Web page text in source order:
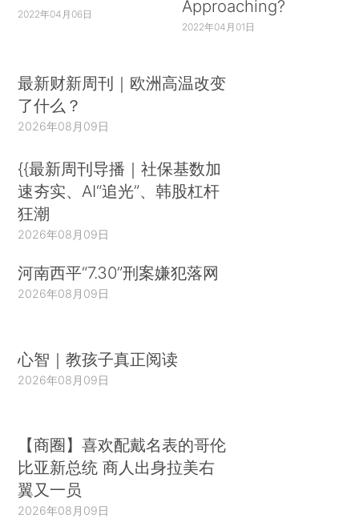
2022年04月06日
Approaching?
2022年04月01日
最新财新周刊｜欧洲高温改变
了什么？
2026年08月09日
{{最新周刊导播｜社保基数加
速夯实、AI“追光”、韩股杠杆
狂潮
2026年08月09日
河南西平“7.30”刑案嫌犯落网
2026年08月09日
心智｜教孩子真正阅读
2026年08月09日
【商圈】喜欢配戴名表的哥伦
比亚新总统 商人出身拉美右
翼又一员
2026年08月09日